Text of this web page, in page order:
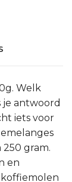
Welk
je antwoord
iets voor
gram.
en
koffiemolen